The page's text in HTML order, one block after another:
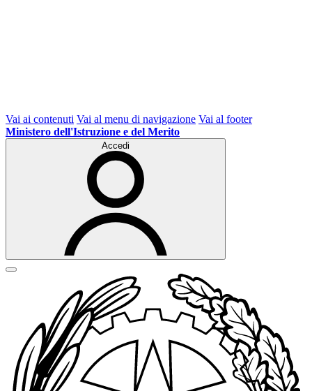
Vai ai contenuti Vai al menu di navigazione Vai al footer
Ministero dell'Istruzione e del Merito
Accedi